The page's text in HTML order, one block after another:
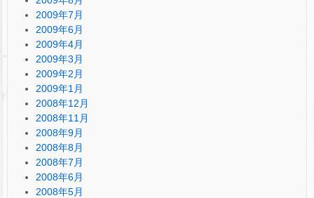
2009年7月
2009年6月
2009年4月
2009年3月
2009年2月
2009年1月
2008年12月
2008年11月
2008年9月
2008年8月
2008年7月
2008年6月
2008年5月